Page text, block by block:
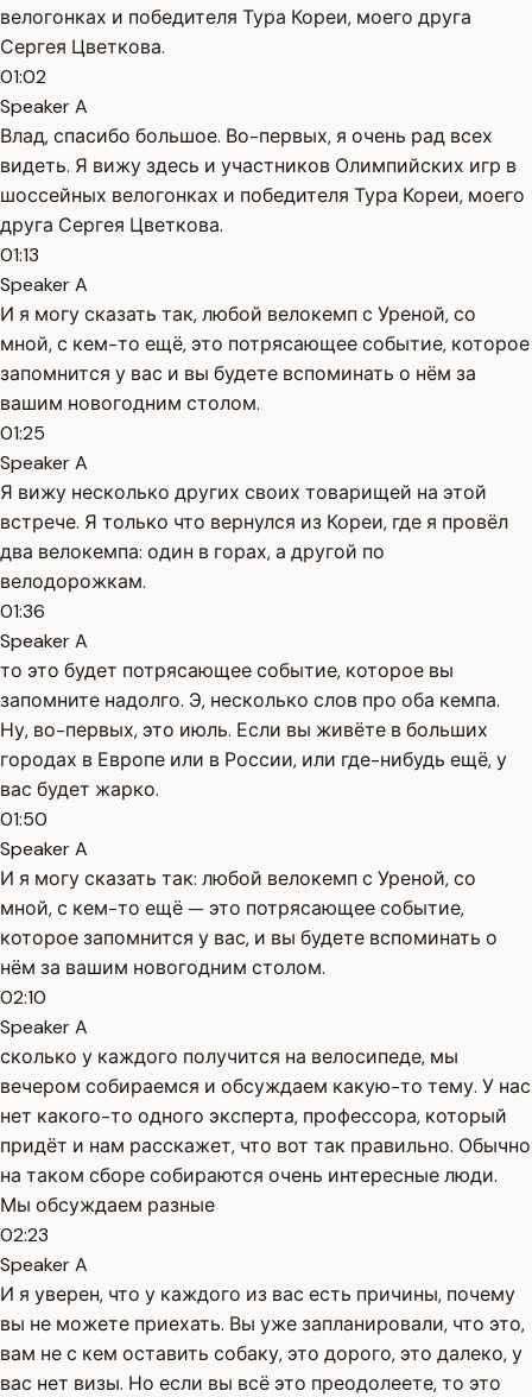
велогонках и победителя Тура Кореи, моего друга
Сергея Цветкова.
01:02
Speaker A
Влад, спасибо большое. Во-первых, я очень рад всех
видеть. Я вижу здесь и участников Олимпийских игр в
шоссейных велогонках и победителя Тура Кореи, моего
друга Сергея Цветкова.
01:13
Speaker A
И я могу сказать так, любой велокемп с Уреной, со
мной, с кем-то ещё, это потрясающее событие, которое
запомнится у вас и вы будете вспоминать о нём за
вашим новогодним столом.
01:25
Speaker A
Я вижу несколько других своих товарищей на этой
встрече. Я только что вернулся из Кореи, где я провёл
два велокемпа: один в горах, а другой по
велодорожкам.
01:36
Speaker A
то это будет потрясающее событие, которое вы
запомните надолго. Э, несколько слов про оба кемпа.
Ну, во-первых, это июль. Если вы живёте в больших
городах в Европе или в России, или где-нибудь ещё, у
вас будет жарко.
01:50
Speaker A
И я могу сказать так: любой велокемп с Уреной, со
мной, с кем-то ещё — это потрясающее событие,
которое запомнится у вас, и вы будете вспоминать о
нём за вашим новогодним столом.
02:10
Speaker A
сколько у каждого получится на велосипеде, мы
вечером собираемся и обсуждаем какую-то тему. У нас
нет какого-то одного эксперта, профессора, который
придёт и нам расскажет, что вот так правильно. Обычно
на таком сборе собираются очень интересные люди.
Мы обсуждаем разные
02:23
Speaker A
И я уверен, что у каждого из вас есть причины, почему
вы не можете приехать. Вы уже запланировали, что это,
вам не с кем оставить собаку, это дорого, это далеко, у
вас нет визы. Но если вы всё это преодолеете, то это